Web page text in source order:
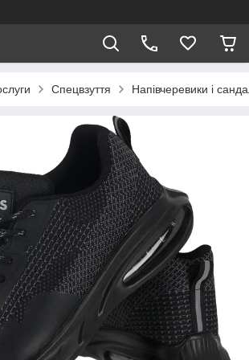
Спецвзуття Напівчеревики і